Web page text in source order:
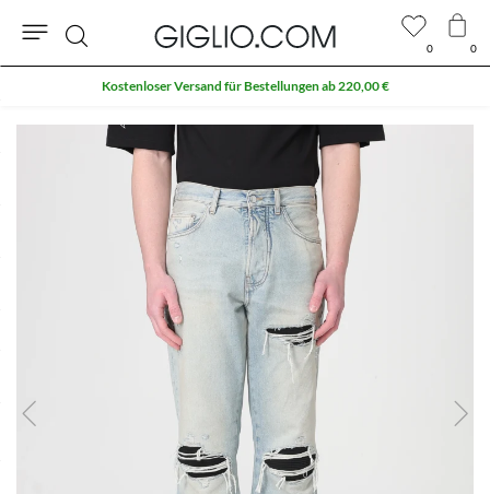
0 0
Suche
Kostenloser Versand für Bestellungen ab 220,00 €